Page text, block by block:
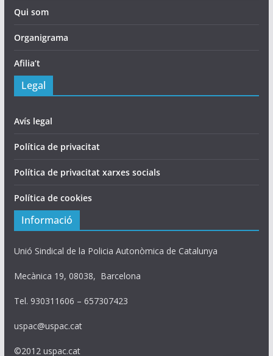
Qui som
Organigrama
Afilia’t
Legal
Avís legal
Política de privacitat
Política de privacitat xarxes socials
Política de cookies
Informació
Unió Sindical de la Policia Autonòmica de Catalunya
Mecànica 19, 08038, Barcelona
Tel. 930311606 – 657307423
uspac@uspac.cat
©2012 uspac.cat